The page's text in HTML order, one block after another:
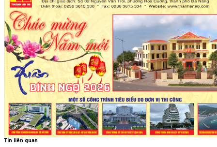
Tin liên quan